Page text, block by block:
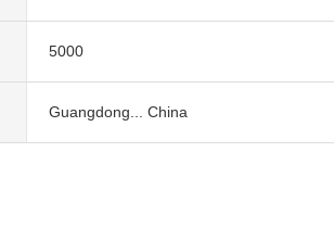
5000
Guangdong... China